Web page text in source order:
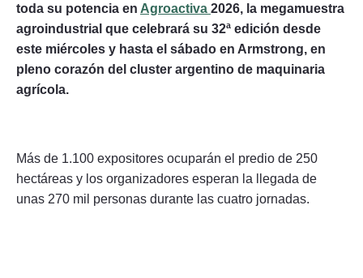
toda su potencia en Agroactiva 2026, la megamuestra
agroindustrial que celebrará su 32ª edición desde
este miércoles y hasta el sábado en Armstrong, en
pleno corazón del cluster argentino de maquinaria
agrícola.
Más de 1.100 expositores ocuparán el predio de 250
hectáreas y los organizadores esperan la llegada de
unas 270 mil personas durante las cuatro jornadas.